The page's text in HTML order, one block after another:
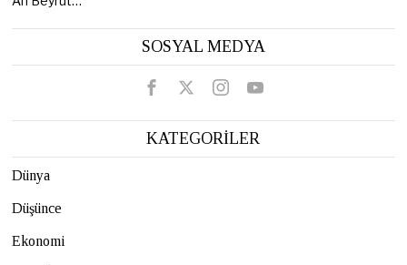
SOSYAL MEDYA
KATEGORİLER
Dünya
Düşünce
Ekonomi